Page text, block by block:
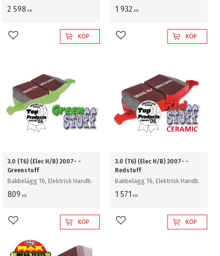
2 598 KR
Lägg till i favoriterKÖP
1 932 KR
Lägg till i favoriterKÖP
3.0 (T6) (Elec H/B) 2007- -
Greenstuff
Bakbelägg T6, Elektrisk Handb.
809 KR
Lägg till i favoriterKÖP
3.0 (T6) (Elec H/B) 2007- -
Redstuff
Bakbelägg T6, Elektrisk Handb.
1 571 KR
Lägg till i favoriterKÖP